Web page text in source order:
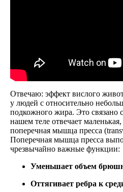
Отвечаю: эффект вислого
у людей с относительно
подкожного жира. Это связано
нашем теле отвечает
поперечная мышца пресса
Поперечная мышца пресса
чрезвычайно важные функции:
Уменьшает объем
Оттягивает ребра к